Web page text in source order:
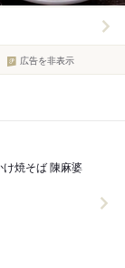
広告を非表示